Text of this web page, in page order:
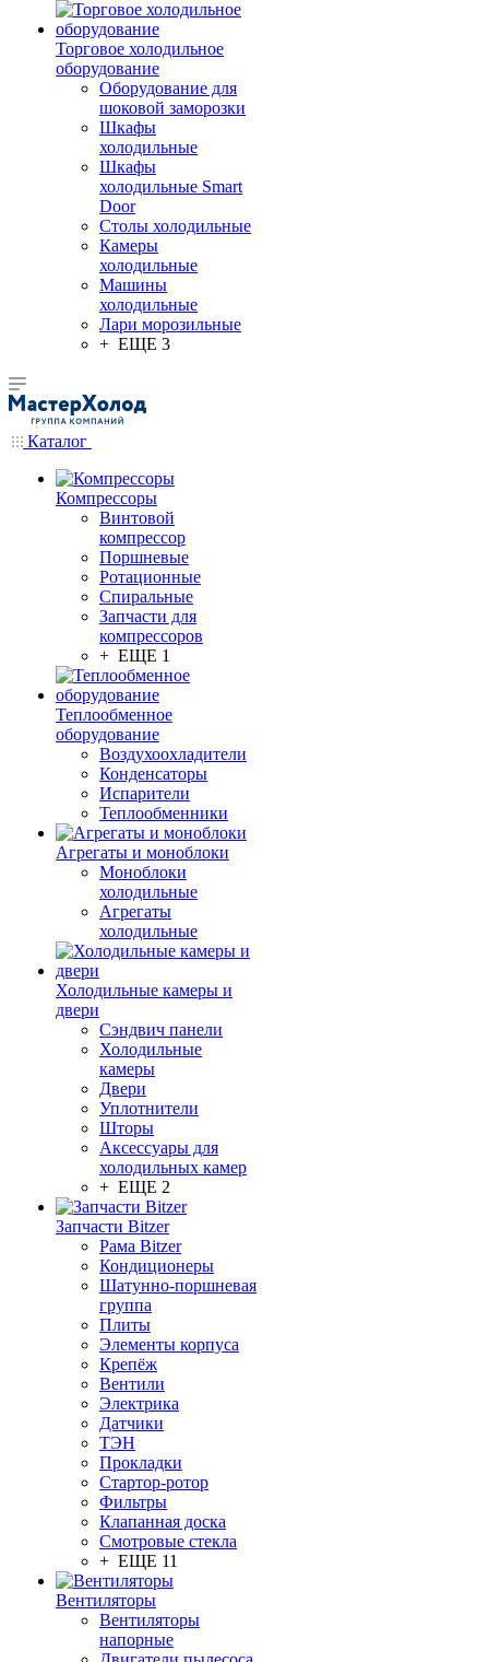
Торговое холодильное
оборудование
Оборудование для
шоковой заморозки
Шкафы
холодильные
Шкафы
холодильные Smart
Door
Столы холодильные
Камеры
холодильные
Машины
холодильные
Лари морозильные
+ ЕЩЕ 3
Каталог
Компрессоры
Винтовой
компрессор
Поршневые
Ротационные
Спиральные
Запчасти для
компрессоров
+ ЕЩЕ 1
Теплообменное
оборудование
Воздухоохладители
Конденсаторы
Испарители
Теплообменники
Агрегаты и моноблоки
Моноблоки
холодильные
Агрегаты
холодильные
Холодильные камеры и
двери
Сэндвич панели
Холодильные
камеры
Двери
Уплотнители
Шторы
Аксессуары для
холодильных камер
+ ЕЩЕ 2
Запчасти Bitzer
Рама Bitzer
Кондиционеры
Шатунно-поршневая
группа
Плиты
Элементы корпуса
Крепёж
Вентили
Электрика
Датчики
ТЭН
Прокладки
Стартор-ротор
Фильтры
Клапанная доска
Смотровые стекла
+ ЕЩЕ 11
Вентиляторы
Вентиляторы
напорные